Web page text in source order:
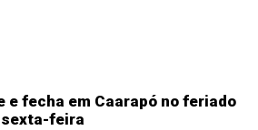
e fecha em Caarapó no feriado
sexta-feira